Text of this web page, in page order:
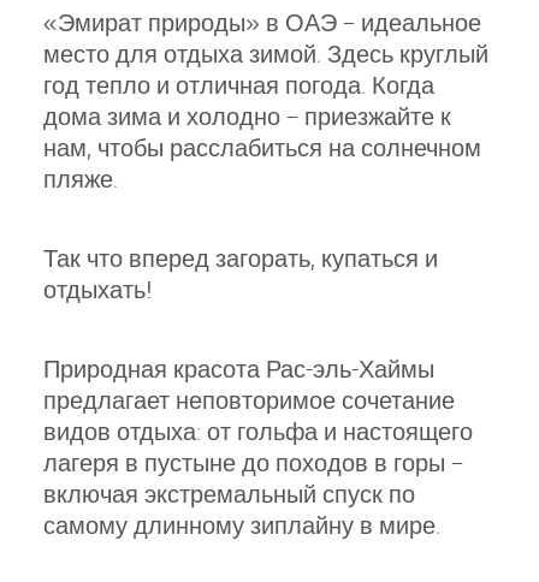
«Эмират природы» в ОАЭ – идеальное
место для отдыха зимой. Здесь круглый
год тепло и отличная погода. Когда
дома зима и холодно – приезжайте к
нам, чтобы расслабиться на солнечном
пляже.
Так что вперед загорать, купаться и
отдыхать!
Природная красота Рас-эль-Хаймы
предлагает неповторимое сочетание
видов отдыха: от гольфа и настоящего
лагеря в пустыне до походов в горы –
включая экстремальный спуск по
самому длинному зиплайну в мире.